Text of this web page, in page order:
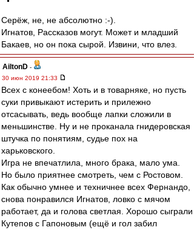
Серёж, не, не абсолютно :-).
Игнатов, Рассказов могут. Может и младший
Бакаев, но он пока сырой. Извини, что влез.
AiltonD -
30 июн 2019 21:33
Всех с конеебом! Хоть и в товарняке, но пусть
суки привыкают истерить и прилежно
отсасывать, ведь вообще лапки сложили в
меньшинстве. Ну и не проканала гнидеровская
штучка по понятиям, судье пох на
харьковского.
Игра не впечатлила, много брака, мало ума.
Но было приятнее смотреть, чем с Ростовом.
Как обычно умнее и техничнее всех Фернандо,
снова понравился Игнатов, ловко с мячом
работает, да и голова светлая. Хорошо сыграли
Кутепов с Гапоновым (ещё и гол забил